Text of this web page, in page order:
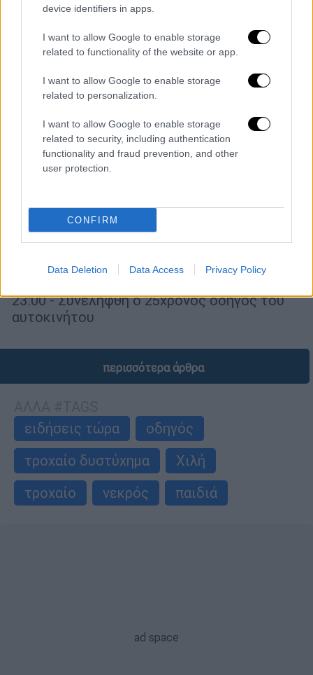
device identifiers in apps.
I want to allow Google to enable storage
related to functionality of the website or app.
I want to allow Google to enable storage
related to personalization.
I want to allow Google to enable storage
related to security, including authentication
functionality and fraud prevention, and other
user protection.
CONFIRM
Data Deletion Data Access Privacy Policy
Ελλάδα|18.07.2026 10:56
Θανατηφόρο τροχαίο στη Θεσσαλονίκη:
Νεκρός 23χρονος μοτοσικλετιστής σε
σύγκρουση με ΙΧ
23:00 - Συνελήφθη ο 25χρονος οδηγός του
αυτοκινήτου
περισσότερα άρθρα
ειδήσεις τώρα
οδηγός
τροχαίο δυστύχημα
Χιλή
τροχαίο
νεκρός παιδιά